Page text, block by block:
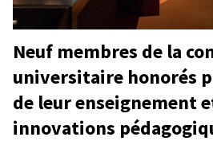
Neuf membres de la
universitaire honorés
de leur enseignement
innovations